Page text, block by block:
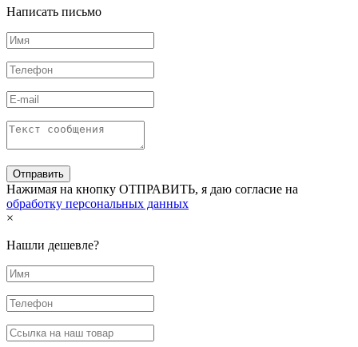
Написать письмо
Нажимая на кнопку ОТПРАВИТЬ, я даю согласие на
обработку персональных данных
×
Нашли дешевле?